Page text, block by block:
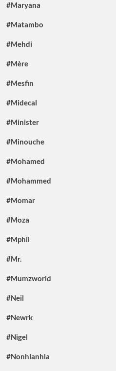
#Maryana
#Matambo
#Mehdi
#Mère
#Mesfin
#Midecal
#Minister
#Minouche
#Mohamed
#Mohammed
#Momar
#Moza
#Mphil
#Mr.
#Mumzworld
#Neil
#Newrk
#Nigel
#Nonhlanhla